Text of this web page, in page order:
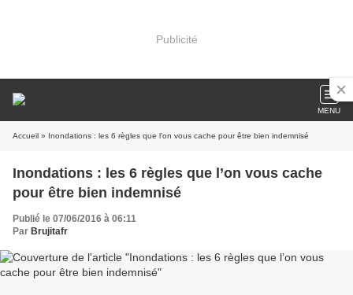
Publicité
MENU
Accueil » Inondations : les 6 règles que l’on vous cache pour être bien indemnisé
Inondations : les 6 règles que l’on vous cache
pour être bien indemnisé
Publié le 07/06/2016 à 06:11
Par Brujitafr